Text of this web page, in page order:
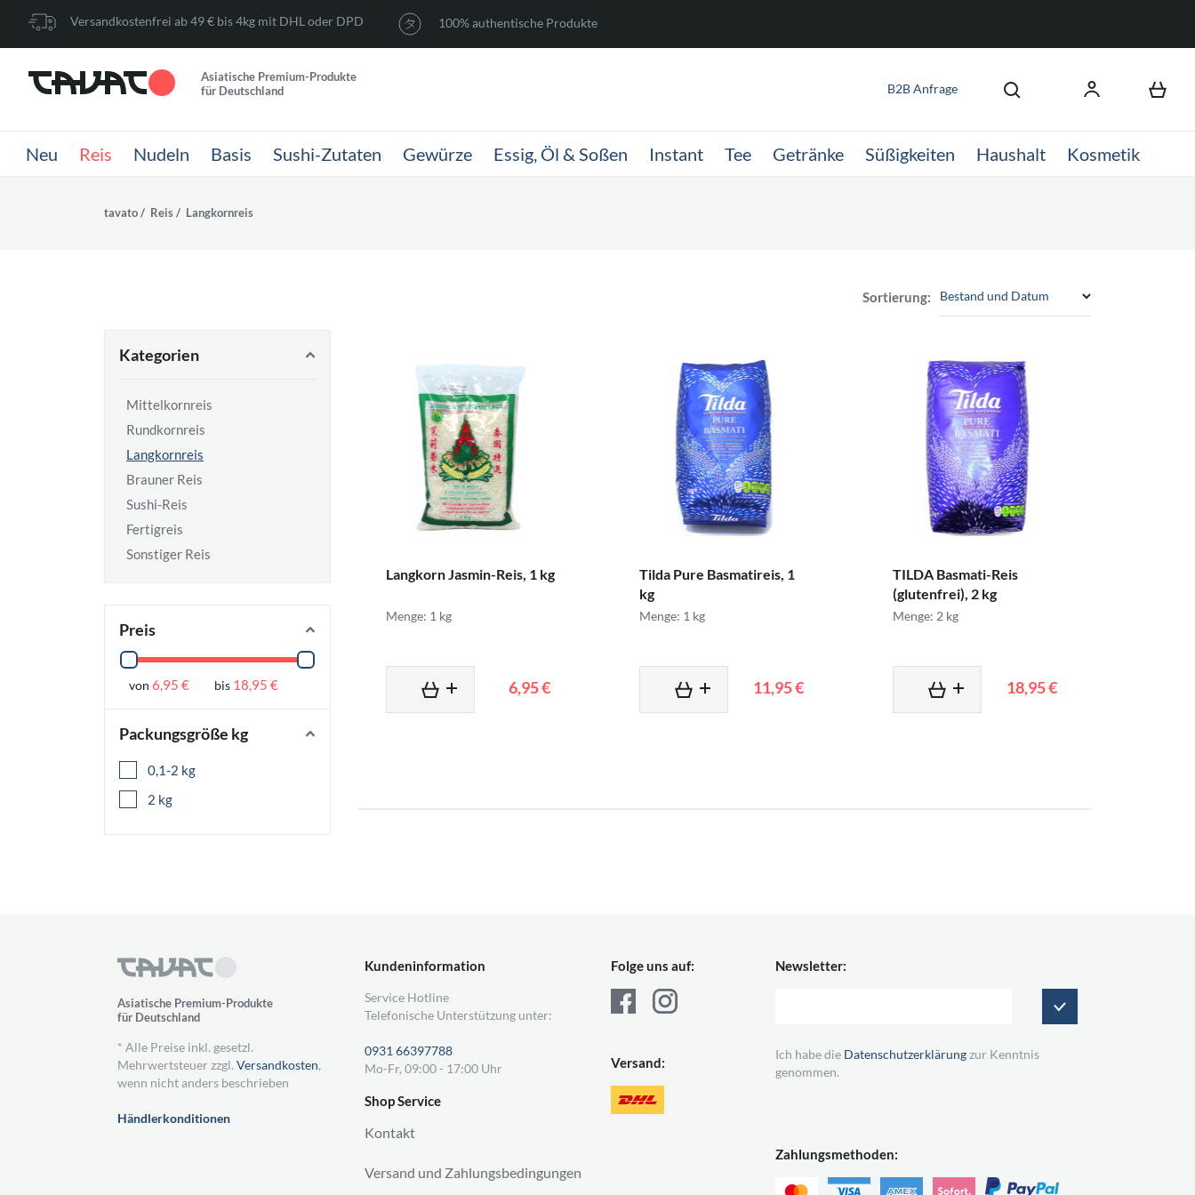
Versandkostenfrei ab 49 € bis 4kg mit DHL oder DPD 100% authentische Produkte
Asiatische Premium-Produkte
für Deutschland
B2B Anfrage
Neu Reis Nudeln Basis Sushi-Zutaten Gewürze Essig, Öl & Soßen Instant Tee Getränke Süßigkeiten Haushalt Kosmetik
tavato Reis Langkornreis
Sortierung: Bestand und Datum
Kategorien
Mittelkornreis
Rundkornreis
Langkornreis
Brauner Reis
Sushi-Reis
Fertigreis
Sonstiger Reis
Preis
von6,95 € bis 18,95 €
Packungsgröße kg
0,1-2 kg
2 kg
Langkorn Jasmin-Reis, 1 kg
Menge: 1 kg
6,95 €
Tilda Pure Basmatireis, 1
kg
Menge: 1 kg
11,95 €
TILDA Basmati-Reis
(glutenfrei), 2 kg
Menge: 2 kg
18,95 €
Asiatische Premium-Produkte
für Deutschland
* Alle Preise inkl. gesetzl.
Mehrwertsteuer zzgl. Versandkosten,
wenn nicht anders beschrieben
Händlerkonditionen
Kundeninformation
Service Hotline
Telefonische Unterstützung unter:
0931 66397788
Mo-Fr, 09:00 - 17:00 Uhr
Shop Service
Kontakt
Versand und Zahlungsbedingungen
Folge uns auf:
Versand:
Newsletter:
Ich habe die Datenschutzerklärungzur Kenntnis
genommen.
Zahlungsmethoden: